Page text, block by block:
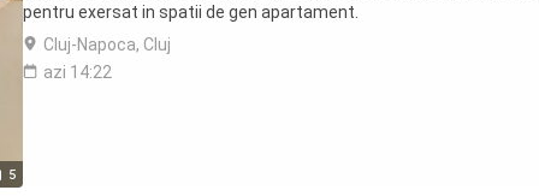
5
pentru exersat in spatii de gen apartament.
Cluj-Napoca, Cluj
azi 14:22